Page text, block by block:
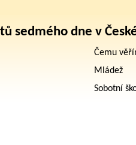
sedmého dne v
Čemu
Mládež
Sobotní